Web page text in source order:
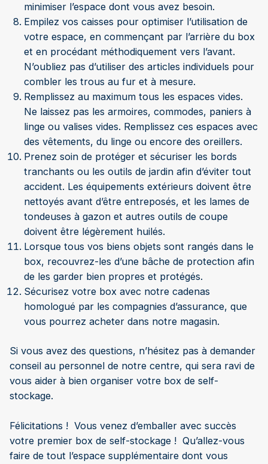
minimiser l’espace dont vous avez besoin.
Empilez vos caisses pour optimiser l’utilisation de
votre espace, en commençant par l’arrière du box
et en procédant méthodiquement vers l’avant.
N’oubliez pas d’utiliser des articles individuels pour
combler les trous au fur et à mesure.
Remplissez au maximum tous les espaces vides.
Ne laissez pas les armoires, commodes, paniers à
linge ou valises vides. Remplissez ces espaces avec
des vêtements, du linge ou encore des oreillers.
Prenez soin de protéger et sécuriser les bords
tranchants ou les outils de jardin afin d’éviter tout
accident. Les équipements extérieurs doivent être
nettoyés avant d’être entreposés, et les lames de
tondeuses à gazon et autres outils de coupe
doivent être légèrement huilés.
Lorsque tous vos biens objets sont rangés dans le
box, recouvrez-les d’une bâche de protection afin
de les garder bien propres et protégés.
Sécurisez votre box avec notre cadenas
homologué par les compagnies d’assurance, que
vous pourrez acheter dans notre magasin.
Si vous avez des questions, n’hésitez pas à demander
conseil au personnel de notre centre, qui sera ravi de
vous aider à bien organiser votre box de self-
stockage.
Félicitations ! Vous venez d’emballer avec succès
votre premier box de self-stockage ! Qu’allez-vous
faire de tout l’espace supplémentaire dont vous